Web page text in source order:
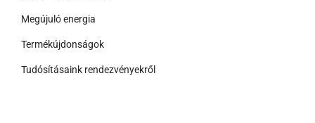
Megújuló energia
Termékújdonságok
Tudósításaink rendezvényekről